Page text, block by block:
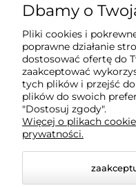
Moje konto
Płatności i
Informacje
O nas
Dbamy o
Pliki cookies i
poprawne działanie
dostosować ofertę do
zaakceptować
tych plików i przejść
plików do swoich
"Dostosuj zgody".
Więcej o plikach
prywatności.